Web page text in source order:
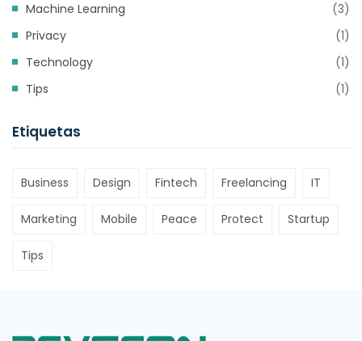
Machine Learning
(3)
Privacy
(1)
Technology
(1)
Tips
(1)
Etiquetas
Business Design Fintech Freelancing IT
Marketing Mobile Peace Protect Startup
Tips